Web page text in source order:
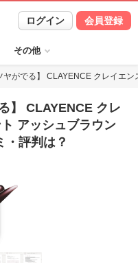
ログイン 会員登録
その他
ヤがでる】 CLAYENCE クレイエ
】 CLAYENCE クレ
アッシュブラウン
・評判は？